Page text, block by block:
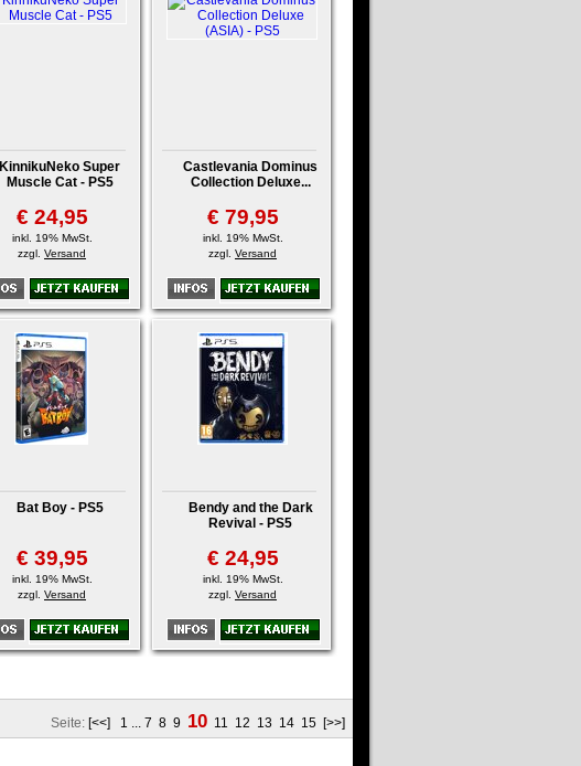
KinnikuNeko Super
Muscle Cat - PS5
€ 24,95
inkl. 19% MwSt.
zzgl. Versand
Castlevania Dominus
Collection Deluxe...
€ 79,95
inkl. 19% MwSt.
zzgl. Versand
Bat Boy - PS5
€ 39,95
inkl. 19% MwSt.
zzgl. Versand
Bendy and the Dark
Revival - PS5
€ 24,95
inkl. 19% MwSt.
zzgl. Versand
Seite: [<<] 1 ... 7 8 9 10 11 12 13 14 15 [>>]